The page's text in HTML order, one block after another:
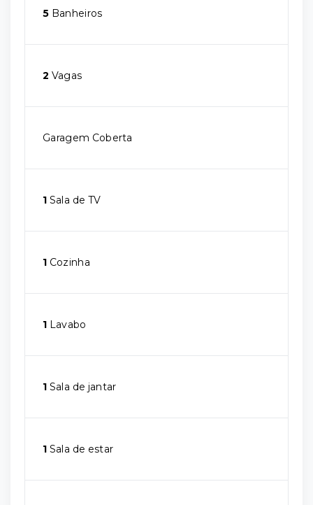
5 Banheiros
2 Vagas
Garagem Coberta
1 Sala de TV
1 Cozinha
1 Lavabo
1 Sala de jantar
1 Sala de estar